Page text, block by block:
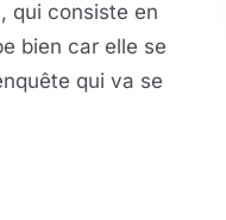
qui consiste en
bien car elle se
qui va se